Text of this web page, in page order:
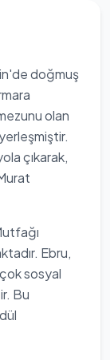
doğmuş
olan
çıkarak,
Ebru,
sosyal
Bu